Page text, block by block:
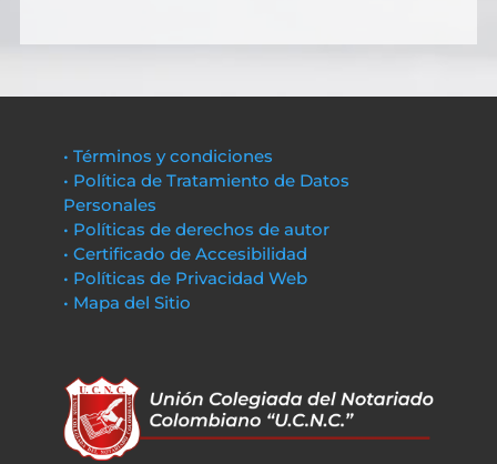
• Términos y condiciones
• Política de Tratamiento de Datos
Personales
• Políticas de derechos de autor
• Certificado de Accesibilidad
• Políticas de Privacidad Web
• Mapa del Sitio